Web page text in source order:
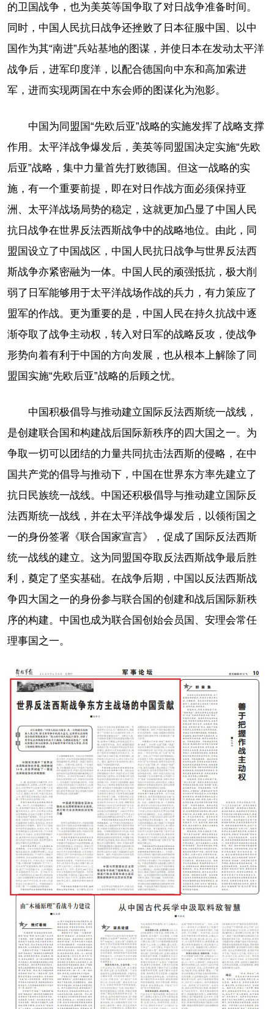
的卫国战争，也为美英等国争取了对日战争准备时间。
同时，中国人民抗日战争还挫败了日本征服中国、以中
国作为其“南进”兵站基地的图谋，并使日本在发动太平洋
战争后，进军印度洋，以配合德国向中东和高加索进
军，进而实现两国在中东会师的图谋化为泡影。
中国为同盟国“先欧后亚”战略的实施发挥了战略支撑
作用。太平洋战争爆发后，美英等同盟国决定实施“先欧
后亚”战略，集中力量首先打败德国。但这一战略的实
施，有一个重要前提，即在对日作战方面必须保持亚
洲、太平洋战场局势的稳定，这就更加凸显了中国人民
抗日战争在世界反法西斯战争中的战略地位。由此，同
盟国设立了中国战区，中国人民抗日战争与世界反法西
斯战争亦紧密融为一体。中国人民的顽强抵抗，极大削
弱了日军能够用于太平洋战场作战的兵力，有力策应了
盟军的作战。更为重要的是，中国人民在持久抗战中逐
渐夺取了战争主动权，转入对日军的战略反攻，使战争
形势向着有利于中国的方向发展，也从根本上解除了同
盟国实施“先欧后亚”战略的后顾之忧。
中国积极倡导与推动建立国际反法西斯统一战线，
是创建联合国和构建战后国际新秩序的四大国之一。为
争取一切可以团结的力量共同抗击法西斯的侵略，在中
国共产党的倡导与推动下，中国在世界东方率先建立了
抗日民族统一战线。中国还积极倡导与推动建立国际反
法西斯统一战线，并在太平洋战争爆发后，以领衔国之
一的身份签署《联合国家宣言》，促成了国际反法西斯
统一战线的建立。这为同盟国夺取反法西斯战争最后胜
利，奠定了坚实基础。在战争后期，中国以反法西斯战
争四大国之一的身份参与联合国的创建和战后国际新秩
序的构建。中国也成为联合国创始会员国、安理会常任
理事国之一。